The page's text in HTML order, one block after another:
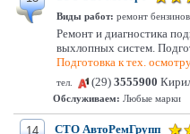
Виды работ: ремонт
Ремонт и диагностика
выхлопных систем.
Подготовка к тех.
тел. (29) 3555900
Обслуживаем: Любые марки
14 СТО АвтоРемГрупп